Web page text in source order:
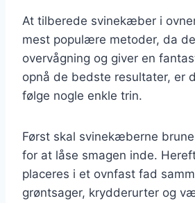
At tilberede svinekæber i
mest populære metoder, da
overvågning og giver en
opnå de bedste resultater, er
følge nogle enkle trin.
Først skal svinekæberne
for at låse smagen inde.
placeres i et ovnfast fad
grøntsager, krydderurter og